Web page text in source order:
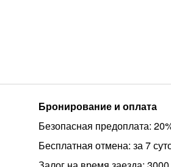
Бронирование и оплата
Безопасная предоплата:
Бесплатная отмена: за 7